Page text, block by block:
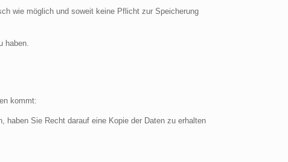
wie möglich und soweit keine Pflicht zur Speicherung
haben.
kommt:
Sie Recht darauf eine Kopie der Daten zu erhalten